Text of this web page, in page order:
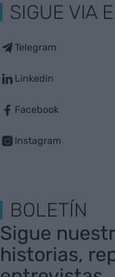
SIGUE VIA
Telegram
Linkedin
Facebook
Instagram
BOLETÍN
Sigue
historias,